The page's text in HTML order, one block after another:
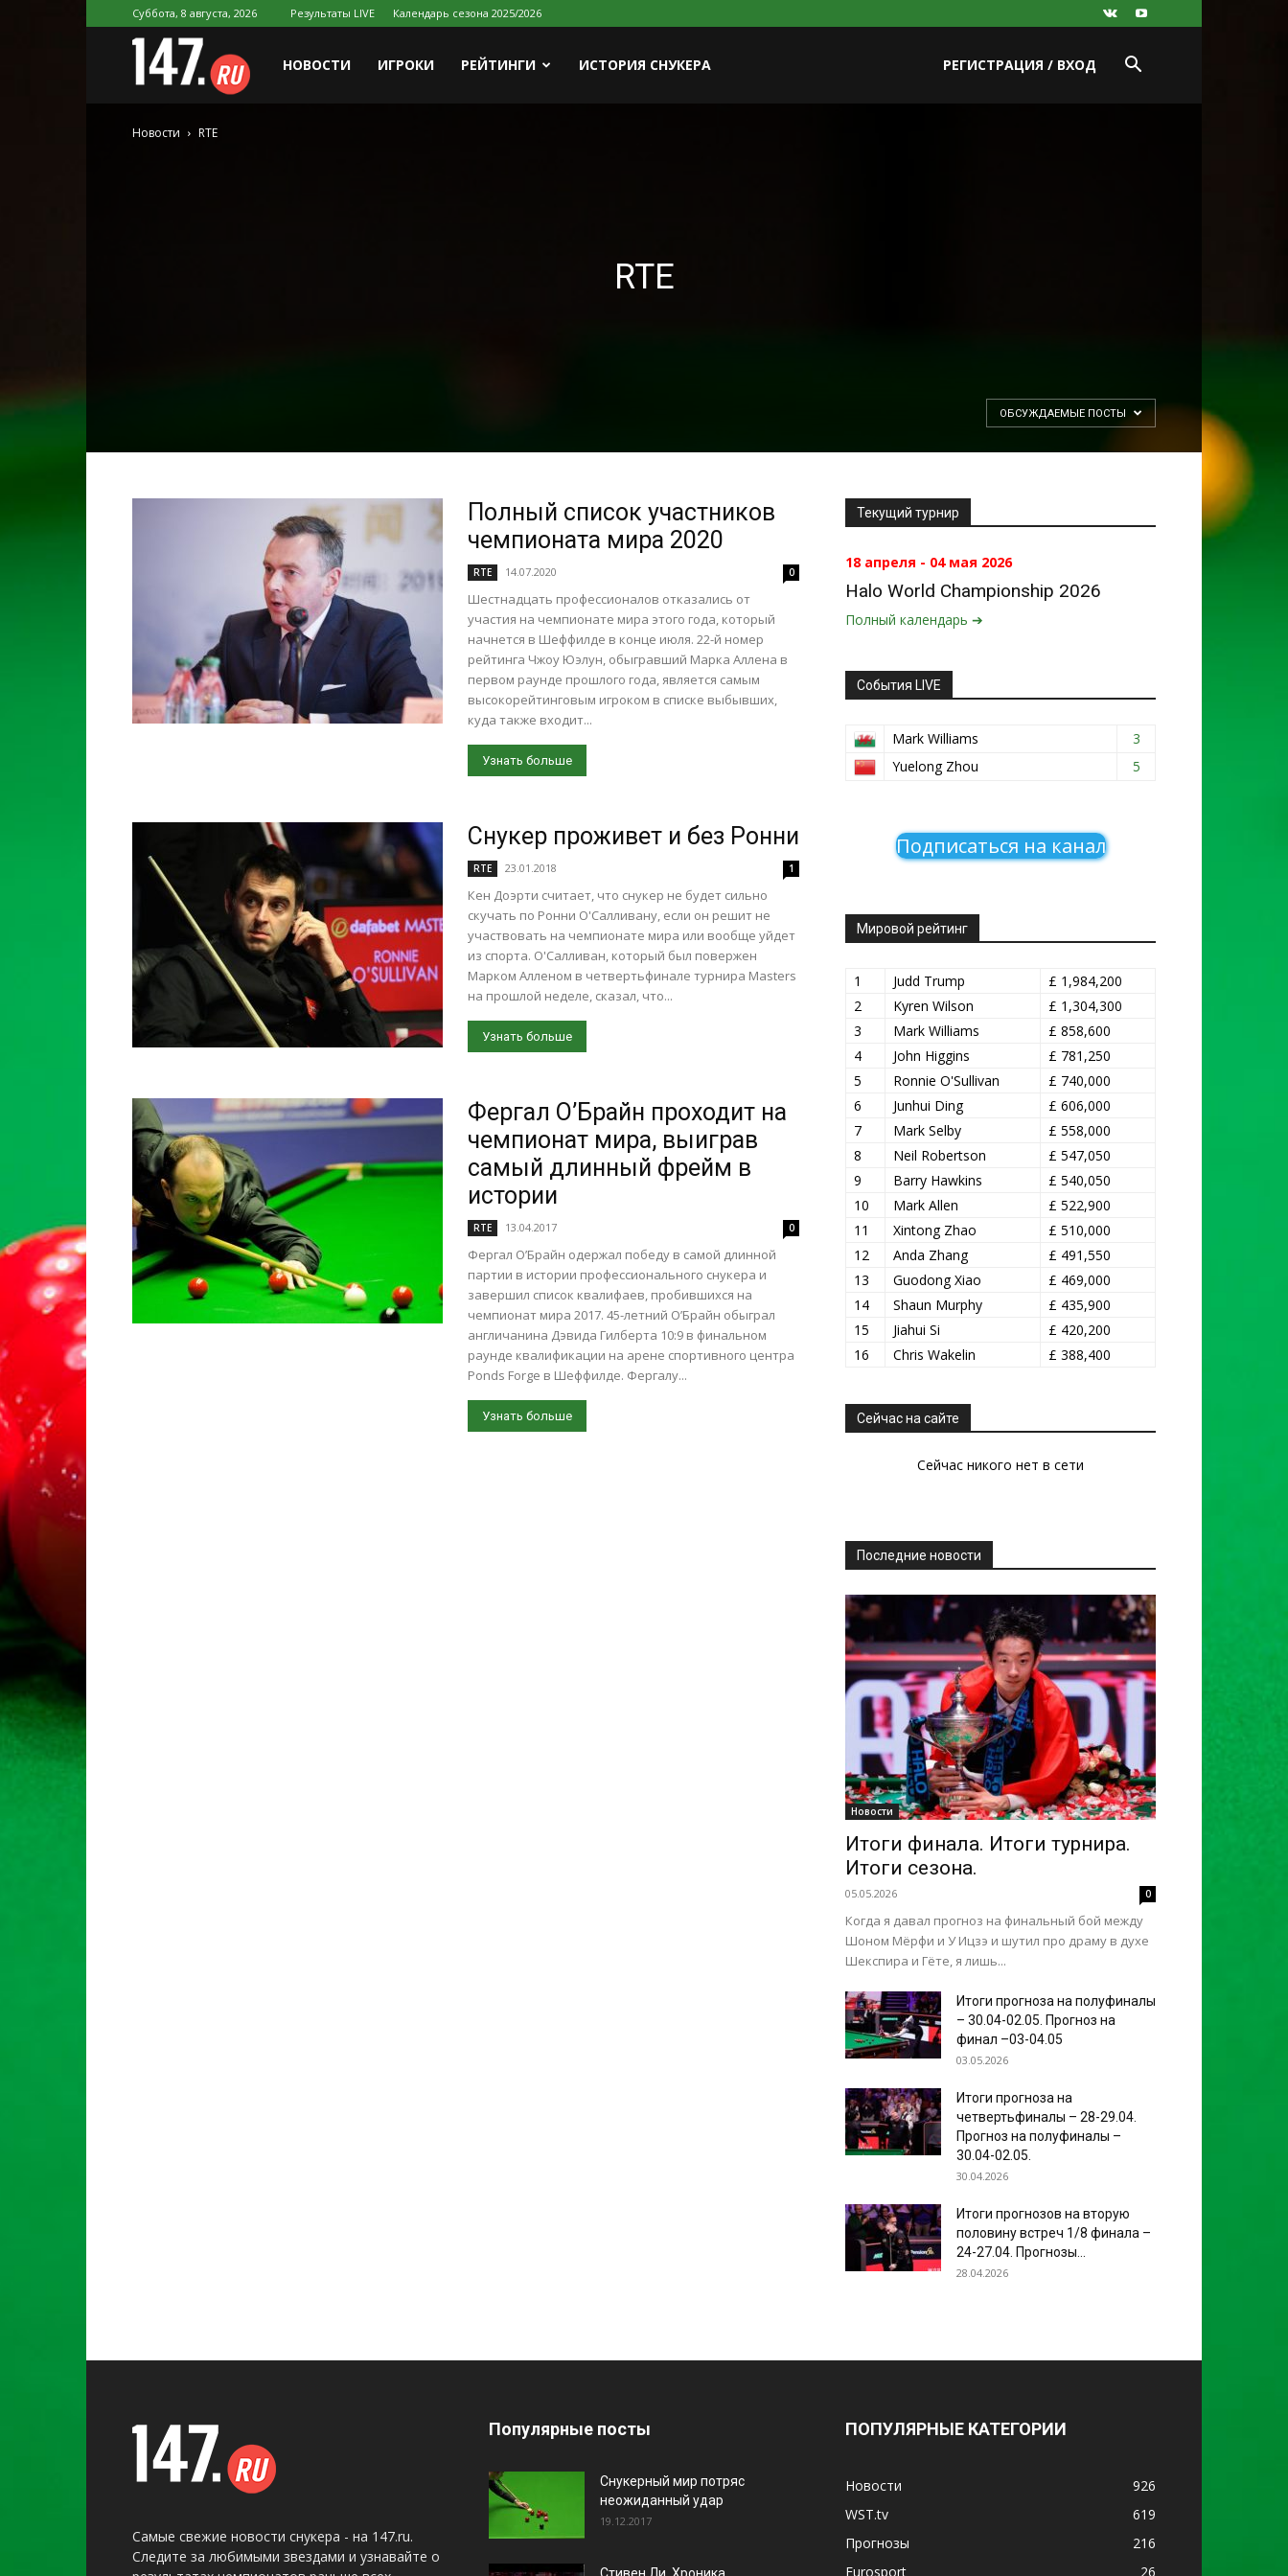
Суббота, 8 августа, 2026 Результаты LIVE Календарь сезона 2025/2026
147.ru
НОВОСТИ ИГРОКИ РЕЙТИНГИ ИСТОРИЯ СНУКЕРА РЕГИСТРАЦИЯ / ВХОД
Новости RTE
RTE
ОБСУЖДАЕМЫЕ ПОСТЫ
Полный список участников
чемпионата мира 2020
RTE 14.07.2020 0
Шестнадцать профессионалов отказались от
участия на чемпионате мира этого года, который
начнется в Шеффилде в конце июля. 22-й номер
рейтинга Чжоу Юэлун, обыгравший Марка Аллена в
первом раунде прошлого года, является самым
высокорейтинговым игроком в списке выбывших,
куда также входит...
Узнать больше
Снукер проживет и без Ронни
RTE 23.01.2018 1
Кен Доэрти считает, что снукер не будет сильно
скучать по Ронни О'Салливану, если он решит не
участвовать на чемпионате мира или вообще уйдет
из спорта. О'Салливан, который был повержен
Марком Алленом в четвертьфинале турнира Masters
на прошлой неделе, сказал, что...
Узнать больше
Фергал О’Брайн проходит на
чемпионат мира, выиграв
самый длинный фрейм в
истории
RTE 13.04.2017 0
Фергал О’Брайн одержал победу в самой длинной
партии в истории профессионального снукера и
завершил список квалифаев, пробившихся на
чемпионат мира 2017. 45-летний О’Брайн обыграл
англичанина Дэвида Гилберта 10:9 в финальном
раунде квалификации на арене спортивного центра
Ponds Forge в Шеффилде. Фергалу...
Узнать больше
Текущий турнир
18 апреля - 04 мая 2026
Halo World Championship 2026
Полный календарь ➔
События LIVE
Mark Williams
3
Yuelong Zhou
5
Подписаться на канал
Мировой рейтинг
1 Judd Trump
£ 1,984,200
2
Kyren Wilson
£ 1,304,300
3
Mark Williams
£ 858,600
4
John Higgins
£ 781,250
5
Ronnie O'Sullivan
£ 740,000
6
Junhui Ding
£ 606,000
7
Mark Selby
£ 558,000
8
Neil Robertson
£ 547,050
9
Barry Hawkins
£ 540,050
10
Mark Allen
£ 522,900
11
Xintong Zhao
£ 510,000
12
Anda Zhang
£ 491,550
13
Guodong Xiao
£ 469,000
14
Shaun Murphy
£ 435,900
15
Jiahui Si
£ 420,200
16
Chris Wakelin £ 388,400
Сейчас на сайте
Сейчас никого нет в сети
Последние новости
Новости
Итоги финала. Итоги турнира.
Итоги сезона.
05.05.2026 0
Когда я давал прогноз на финальный бой между
Шоном Мёрфи и У Ицзэ и шутил про драму в духе
Шекспира и Гёте, я лишь...
Итоги прогноза на полуфиналы
– 30.04-02.05. Прогноз на
финал –03-04.05
03.05.2026
Итоги прогноза на
четвертьфиналы – 28-29.04.
Прогноз на полуфиналы –
30.04-02.05.
30.04.2026
Итоги прогнозов на вторую
половину встреч 1/8 финала –
24-27.04. Прогнозы...
28.04.2026
Самые свежие новости снукера - на 147.ru.
Следите за любимыми звездами и узнавайте о
Популярные посты
Снукерный мир потряс
неожиданный удар
19.12.2017
ПОПУЛЯРНЫЕ КАТЕГОРИИ
Новости
926
WST.tv
619
Прогнозы
216
Eurosport
26